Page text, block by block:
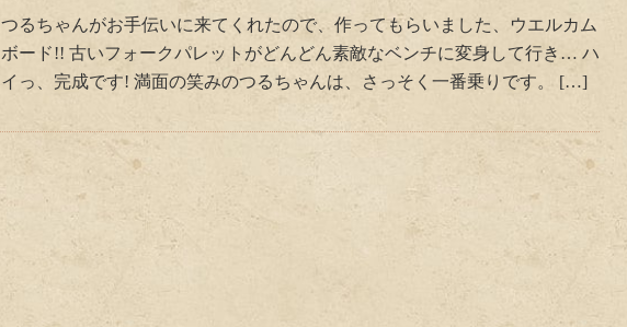
つるちゃんがお手伝いに来てくれたので、作ってもらいました、ウエルカム
ボード!! 古いフォークパレットがどんどん素敵なベンチに変身して行き… ハ
イっ、完成です! 満面の笑みのつるちゃんは、さっそく一番乗りです。 […]